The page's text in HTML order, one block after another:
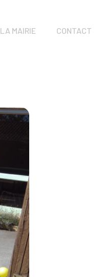
LA MAIRIE CONTACT